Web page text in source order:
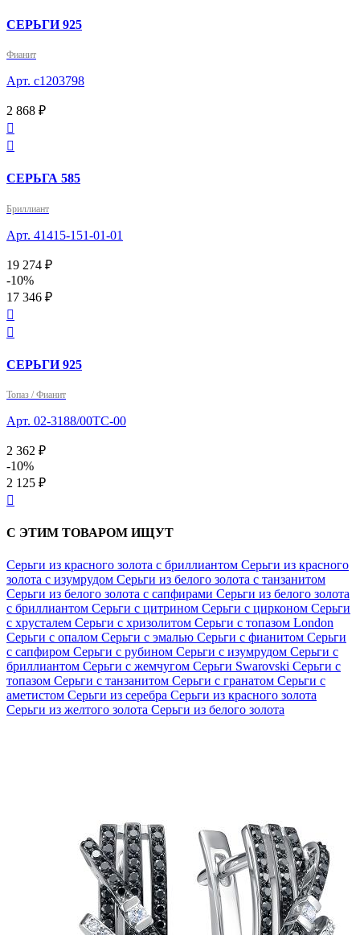
СЕРЬГИ 925
Фианит
Арт. с1203798
2 868 ₽


СЕРЬГА 585
Бриллиант
Арт. 41415-151-01-01
19 274 ₽
-10%
17 346 ₽


СЕРЬГИ 925
Топаз / Фианит
Арт. 02-3188/00ТС-00
2 362 ₽
-10%
2 125 ₽

С ЭТИМ ТОВАРОМ ИЩУТ
Серьги из красного золота с бриллиантом Серьги из красного
золота с изумрудом Серьги из белого золота с танзанитом
Серьги из белого золота с сапфирами Серьги из белого золота
с бриллиантом Серьги с цитрином Серьги с цирконом Серьги
с хрусталем Серьги с хризолитом Серьги с топазом London
Серьги с опалом Серьги с эмалью Серьги с фианитом Серьги
с сапфиром Серьги с рубином Серьги с изумрудом Серьги с
бриллиантом Серьги с жемчугом Серьги Swarovski Серьги с
топазом Серьги с танзанитом Серьги с гранатом Серьги с
аметистом Серьги из серебра Серьги из красного золота
Серьги из желтого золота Серьги из белого золота